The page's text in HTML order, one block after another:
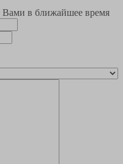
Вами в ближайшее время